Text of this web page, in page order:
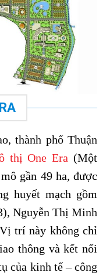
thành phố Thuận
thị One Era (Một
gần 49 ha, được
huyết mạch gồm
Nguyễn Thị Minh
trí này không chỉ
thông và kết nối
của kinh tế – công